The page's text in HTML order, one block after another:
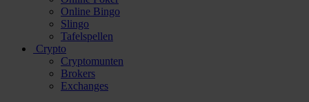
Online Bingo
Slingo
Tafelspellen
Crypto
Cryptomunten
Brokers
Exchanges